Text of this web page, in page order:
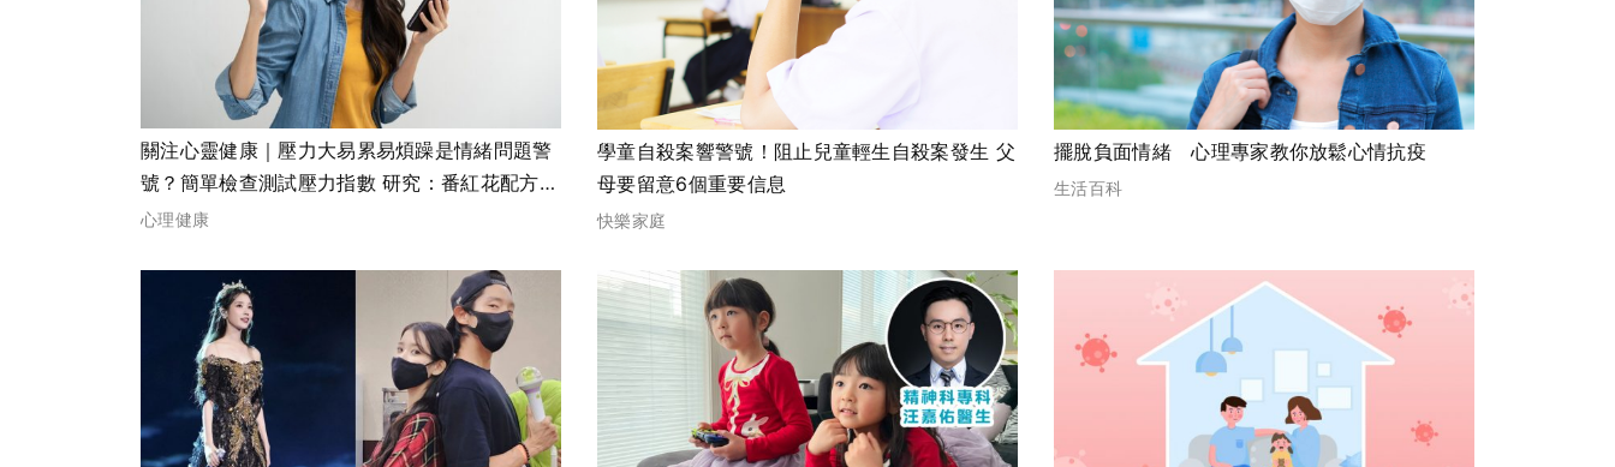
關注心靈健康｜壓力大易累易煩躁是情緒問題警
號？簡單檢查測試壓力指數 研究：番紅花配方重
塑神經元降壓力緊張
心理健康
學童自殺案響警號！阻止兒童輕生自殺案發生 父
母要留意6個重要信息
快樂家庭
擺脫負面情緒 心理專家教你放鬆心情抗疫
生活百科